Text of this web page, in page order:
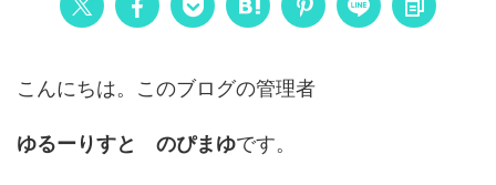
こんにちは。このブログの管理者
ゆるーりすと のぴまゆです。